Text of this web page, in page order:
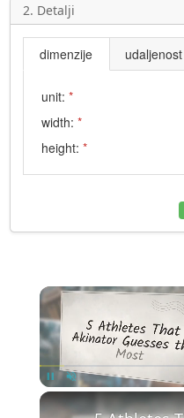
2. Detalji
dimenzije udaljenost
unit: *
width: *
height: *